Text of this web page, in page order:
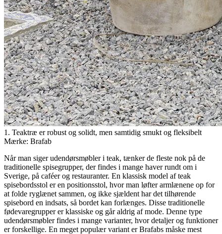
1. Teaktræ er robust og solidt, men samtidig smukt og fleksibelt
Mærke: Brafab
Når man siger udendørsmøbler i teak, tænker de fleste nok på de
traditionelle spisegrupper, der findes i mange haver rundt om i
Sverige, på caféer og restauranter. En klassisk model af teak
spisebordsstol er en positionsstol, hvor man løfter armlænene op for
at folde ryglænet sammen, og ikke sjældent har det tilhørende
spisebord en indsats, så bordet kan forlænges. Disse traditionelle
fødevaregrupper er klassiske og går aldrig af mode. Denne type
udendørsmøbler findes i mange varianter, hvor detaljer og funktioner
er forskellige. En meget populær variant er Brafabs måske mest